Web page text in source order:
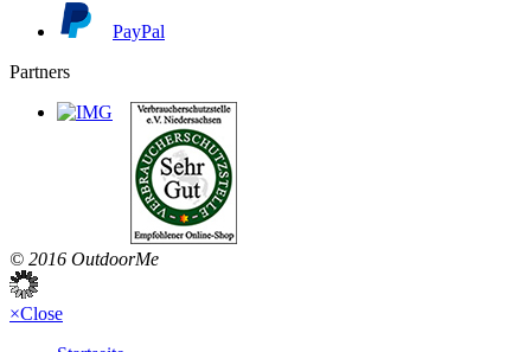
PayPal
Partners
© 2016 OutdoorMe
×Close